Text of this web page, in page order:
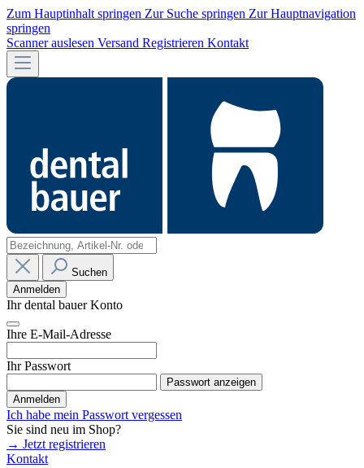
Zum Hauptinhalt springen Zur Suche springen Zur Hauptnavigation
springen
Scanner auslesen Versand Registrieren Kontakt
Suchen
Anmelden
Ihr dental bauer Konto
Ihre E-Mail-Adresse
Ihr Passwort
Passwort anzeigen
Anmelden
Ich habe mein Passwort vergessen
Sie sind neu im Shop?
→ Jetzt registrieren
Kontakt